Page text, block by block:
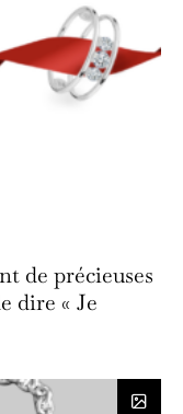
de précieuses
dire « Je